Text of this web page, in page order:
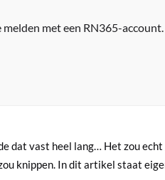
met een RN365-account.
dat vast heel lang… Het zou
knippen. In dit artikel staat